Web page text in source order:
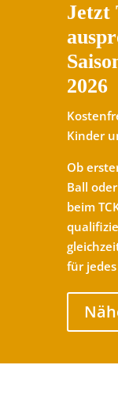
Jetzt
2026
Kinder
Ob
Ball
beim
für